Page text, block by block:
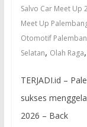
Salvo Car Meet Up
Meet Up
Otomotif
Selatan, Olah Raga,
TERJADI.id –
sukses
2026 – Back